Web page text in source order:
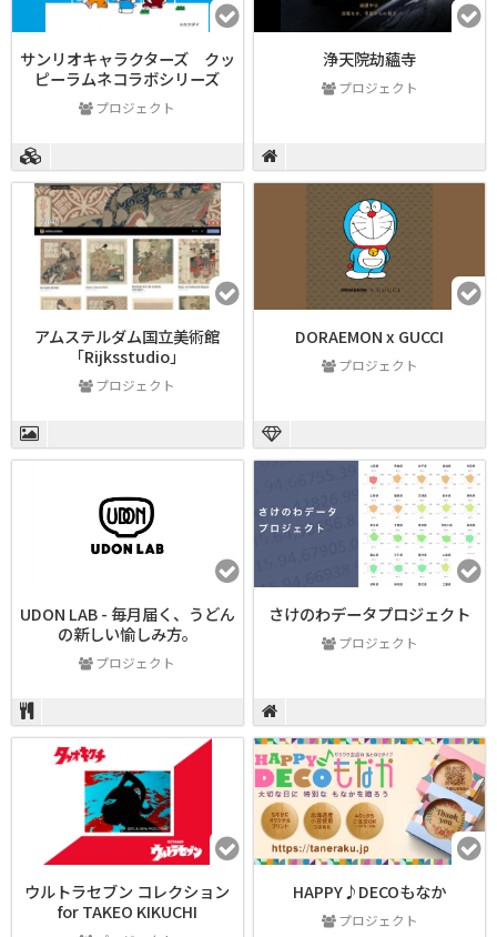
サンリオキャラクターズ クッ
ピーラムネコラボシリーズ
プロジェクト
浄天院劫蘊寺
プロジェクト
アムステルダム国立美術館
「Rijksstudio」
プロジェクト
DORAEMON x GUCCI
プロジェクト
UDON LAB - 毎月届く、うどん
の新しい愉しみ方。
プロジェクト
さけのわデータプロジェクト
プロジェクト
ウルトラセブン コレクション
for TAKEO KIKUCHI
HAPPY♪DECOもなか
プロジェクト